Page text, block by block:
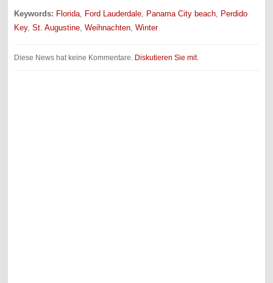
Keywords: Florida Ford Lauderdale Panama City beach
Perdido
Key,St. Augustine ,Weihnachten ,Winter
Diese News hat keine Kommentare. Diskutieren Sie mit.